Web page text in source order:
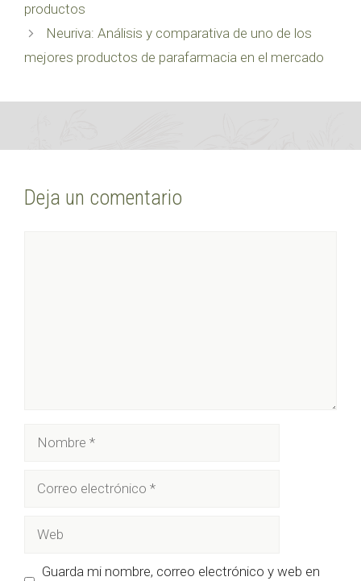
productos
Neuriva: Análisis y comparativa de uno de los
mejores productos de parafarmacia en el mercado
Deja un comentario
Guarda mi nombre, correo electrónico y web en